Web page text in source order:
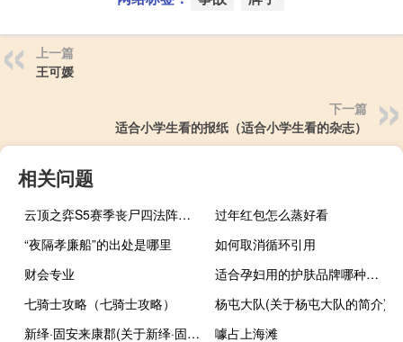
上一篇
王可媛
下一篇
适合小学生看的报纸（适合小学生看的杂志）
相关问题
云顶之弈S5赛季丧尸四法阵容攻略 云顶之弈11.10丧尸四法怎么玩
过年红包怎么蒸好看
“夜隔孝廉船”的出处是哪里
如何取消循环引用
财会专业
适合孕妇用的护肤品牌哪种好呢（适合孕妇用的护肤品）
七骑士攻略（七骑士攻略）
杨屯大队(关于杨屯大队的简介)
新绎·固安来康郡(关于新绎·固安来康郡的简介)
噱占上海滩